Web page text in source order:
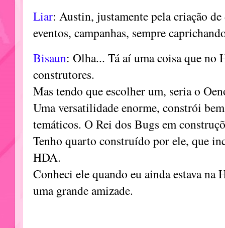
Liar: Austin, justamente pela criação
eventos, campanhas, sempre
Bisaun: Olha... Tá aí uma coisa que no
construtores.
Mas tendo que escolher um, seria o
Uma versatilidade enorme, constrói
temáticos. O Rei dos Bugs em
Tenho quarto construído por ele, que
HDA.
Conheci ele quando eu ainda estava
uma grande amizade.